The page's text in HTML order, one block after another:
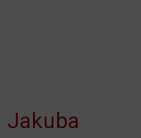
Jakuba